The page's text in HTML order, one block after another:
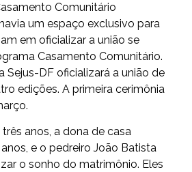
Comunitário
um espaço exclusivo para
em oficializar a união se
Casamento Comunitário.
Sejus-DF oficializará a união de
edições. A primeira cerimônia
anos, a dona de casa
e o pedreiro João Batista
o sonho do matrimônio. Eles